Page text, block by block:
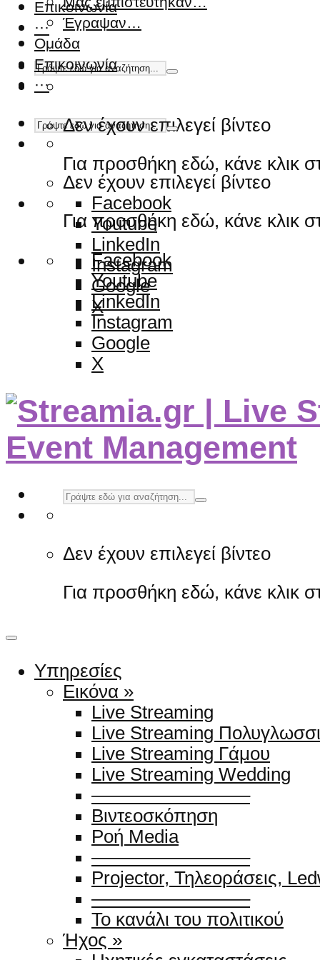
Επικοινωνία
···
Δεν έχουν επιλεγεί βίντεο
Για προσθήκη εδώ, κάνε κλικ
Facebook
Youtube
LinkedIn
Instagram
Google
X
Έγραψαν…
Ομάδα
Επικοινωνία
···
Δεν έχουν επιλεγεί βίντεο
Για προσθήκη εδώ, κάνε κλικ
Facebook
Youtube
LinkedIn
Instagram
Google
X
Δεν έχουν επιλεγεί βίντεο
Για προσθήκη εδώ, κάνε κλικ
Υπηρεσίες
Εικόνα »
Live Streaming
Live Streaming
Live Streaming Γάμου
Live Streaming Wedding
————————–
Βιντεοσκόπηση
Ροή Media
————————–
Projector, Τηλεοράσεις,
————————–
Το κανάλι του πολιτικού
Ήχος »